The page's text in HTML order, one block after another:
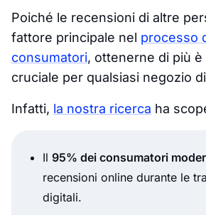
Poiché le recensioni di altre
fattore principale nel processo
consumatori, ottenerne di più è
cruciale per qualsiasi negozio
Infatti, la nostra ricerca ha
Il 95% dei consumatori
recensioni online durante le
digitali.